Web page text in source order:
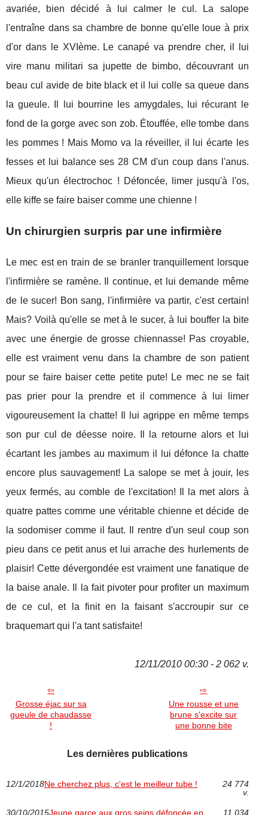
avariée, bien décidé à lui calmer le cul. La salope
l'entraîne dans sa chambre de bonne qu'elle loue à prix
d'or dans le XVIème. Le canapé va prendre cher, il lui
vire manu militari sa jupette de bimbo, découvrant un
beau cul avide de bite black et il lui colle sa queue dans
la gueule. Il lui bourrine les amygdales, lui récurant le
fond de la gorge avec son zob. Étouffée, elle tombe dans
les pommes ! Mais Momo va la réveiller, il lui écarte les
fesses et lui balance ses 28 CM d'un coup dans l'anus.
Mieux qu'un électrochoc ! Défoncée, limer jusqu'à l'os,
elle kiffe se faire baiser comme une chienne !
Un chirurgien surpris par une infirmière
Le mec est en train de se branler tranquillement lorsque
l'infirmière se ramène. Il continue, et lui demande même
de le sucer! Bon sang, l'infirmière va partir, c'est certain!
Mais? Voilà qu'elle se met à le sucer, à lui bouffer la bite
avec une énergie de grosse chiennasse! Pas croyable,
elle est vraiment venu dans la chambre de son patient
pour se faire baiser cette petite pute! Le mec ne se fait
pas prier pour la prendre et il commence à lui limer
vigoureusement la chatte! Il lui agrippe en même temps
son pur cul de déesse noire. Il la retourne alors et lui
écartant les jambes au maximum il lui défonce la chatte
encore plus sauvagement! La salope se met à jouir, les
yeux fermés, au comble de l'excitation! Il la met alors à
quatre pattes comme une véritable chienne et décide de
la sodomiser comme il faut. Il rentre d'un seul coup son
pieu dans ce petit anus et lui arrache des hurlements de
plaisir! Cette dévergondée est vraiment une fanatique de
la baise anale. Il la fait pivoter pour profiter un maximum
de ce cul, et la finit en la faisant s'accroupir sur ce
braquemart qui l'a tant satisfaite!
12/11/2010 00:30 - 2 062 v.
Grosse éjac sur sa
gueule de chaudasse
!
Une rousse et une
brune s'excite sur
une bonne bite
Les dernières publications
12/1/2018Ne cherchez plus, c'est le meilleur tube !
24 774
v.
30/10/2015Jeune garce aux gros seins défoncée en
11 034